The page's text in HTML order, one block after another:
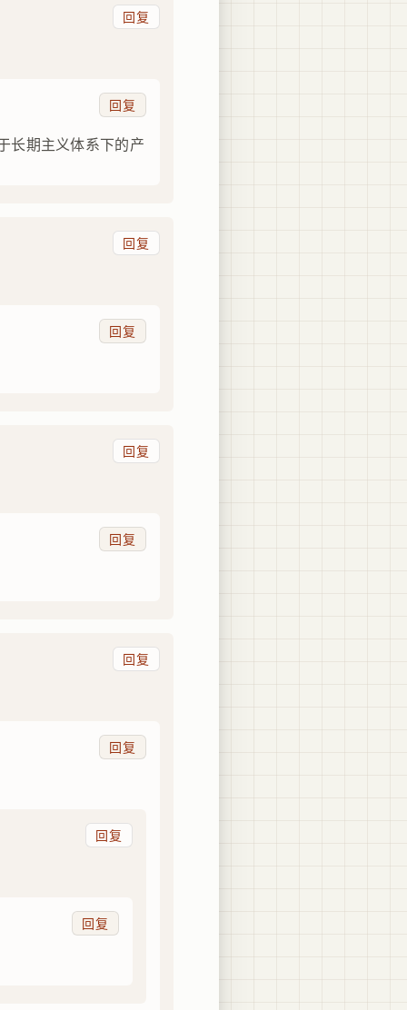
回复
回复
长期主义体系下的产
回复
回复
回复
回复
回复
回复
回复
回复